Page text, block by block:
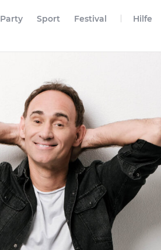
Party Sport Festival Hilfe